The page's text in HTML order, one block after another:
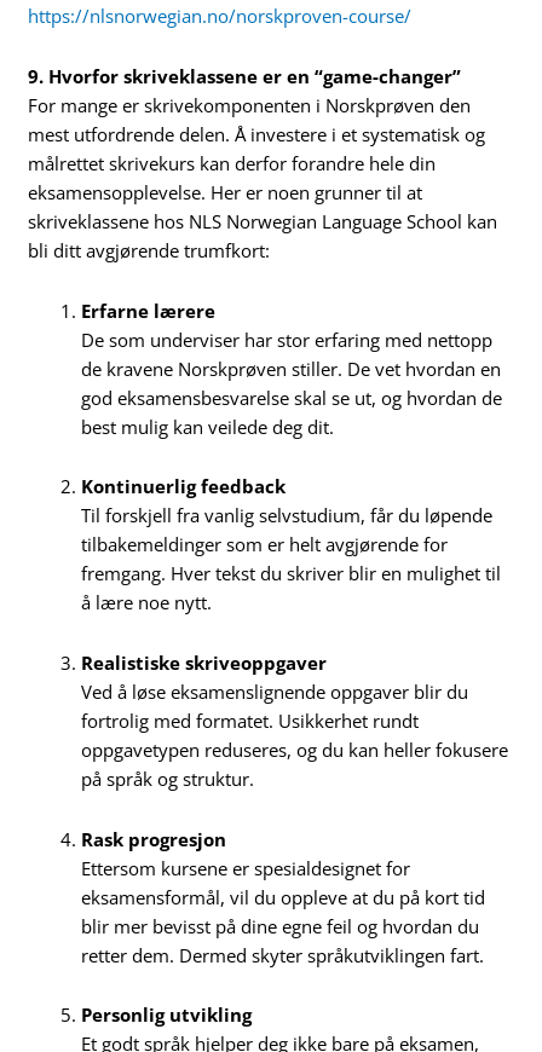
https://nlsnorwegian.no/norskproven-course/
9. Hvorfor skriveklassene er en “game-changer”
For mange er skrivekomponenten i Norskprøven den
mest utfordrende delen. Å investere i et systematisk og
målrettet skrivekurs kan derfor forandre hele din
eksamensopplevelse. Her er noen grunner til at
skriveklassene hos NLS Norwegian Language School kan
bli ditt avgjørende trumfkort:
Erfarne lærere
De som underviser har stor erfaring med nettopp
de kravene Norskprøven stiller. De vet hvordan en
god eksamensbesvarelse skal se ut, og hvordan de
best mulig kan veilede deg dit.
Kontinuerlig feedback
Til forskjell fra vanlig selvstudium, får du løpende
tilbakemeldinger som er helt avgjørende for
fremgang. Hver tekst du skriver blir en mulighet til
å lære noe nytt.
Realistiske skriveoppgaver
Ved å løse eksamenslignende oppgaver blir du
fortrolig med formatet. Usikkerhet rundt
oppgavetypen reduseres, og du kan heller fokusere
på språk og struktur.
Rask progresjon
Ettersom kursene er spesialdesignet for
eksamensformål, vil du oppleve at du på kort tid
blir mer bevisst på dine egne feil og hvordan du
retter dem. Dermed skyter språkutviklingen fart.
Personlig utvikling
Et godt språk hjelper deg ikke bare på eksamen,